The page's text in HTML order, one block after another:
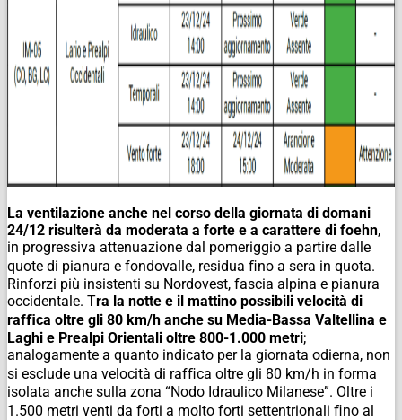
La ventilazione anche nel corso della giornata di domani
24/12 risulterà da moderata a forte e a carattere di foehn,
in progressiva attenuazione dal pomeriggio a partire dalle
quote di pianura e fondovalle, residua ﬁno a sera in quota.
Rinforzi più insistenti su Nordovest, fascia alpina e pianura
occidentale. Tra la notte e il mattino possibili velocità di
rafﬁca oltre gli 80 km/h anche su Media-Bassa Valtellina e
Laghi e Prealpi Orientali oltre 800-1.000 metri;
analogamente a quanto indicato per la giornata odierna, non
si esclude una velocità di rafﬁca oltre gli 80 km/h in forma
isolata anche sulla zona “Nodo Idraulico Milanese”. Oltre i
1.500 metri venti da forti a molto forti settentrionali ﬁno al